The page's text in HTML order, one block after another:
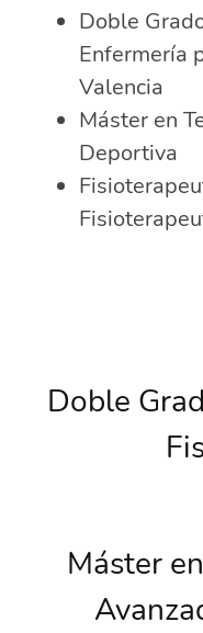
Doble
Enfermería
Valencia
Máster en
Deportiva
Doble
Máster